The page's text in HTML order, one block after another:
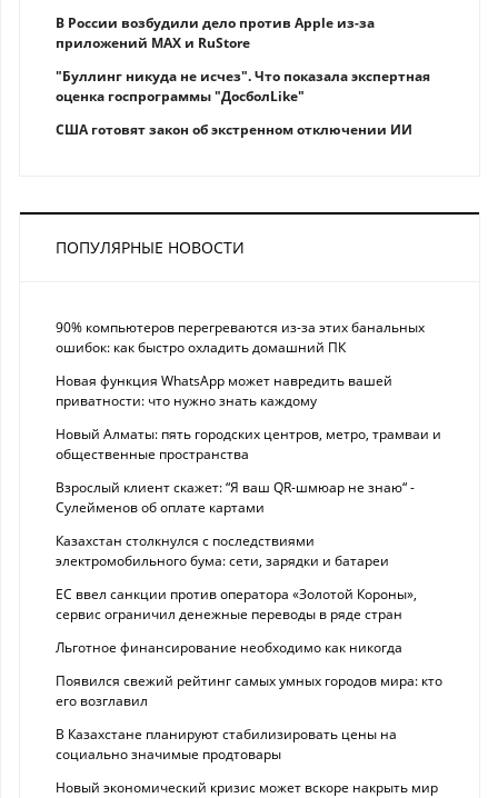
В России возбудили дело против Apple из-за
приложений MAX и RuStore
"Буллинг никуда не исчез". Что показала экспертная
оценка госпрограммы "ДосболLike"
США готовят закон об экстренном отключении ИИ
ПОПУЛЯРНЫЕ НОВОСТИ
90% компьютеров перегреваются из-за этих банальных
ошибок: как быстро охладить домашний ПК
Новая функция WhatsApp может навредить вашей
приватности: что нужно знать каждому
Новый Алматы: пять городских центров, метро, трамваи и
общественные пространства
Взрослый клиент скажет: “Я ваш QR-шмюар не знаю“ -
Сулейменов об оплате картами
Казахстан столкнулся с последствиями
электромобильного бума: сети, зарядки и батареи
ЕС ввел санкции против оператора «Золотой Короны»,
сервис ограничил денежные переводы в ряде стран
Льготное финансирование необходимо как никогда
Появился свежий рейтинг самых умных городов мира: кто
его возглавил
В Казахстане планируют стабилизировать цены на
социально значимые продтовары
Новый экономический кризис может вскоре накрыть мир